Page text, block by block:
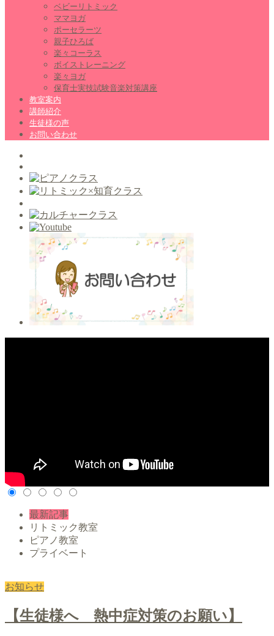
ベビーリトミック
ママヨガ
ポーセラーツ
親子ひろば
楽々コーラス
ボイストレーニング
楽々ヨガ
保育士実技試験音楽対策講座
教室案内
講師紹介
生徒様の声
お問い合わせ
最新記事
リトミック教室
ピアノ教室
プライベート
お知らせ
【生徒様へ 熱中症対策のお願い】